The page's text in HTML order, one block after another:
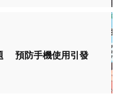
預防手機使用引發